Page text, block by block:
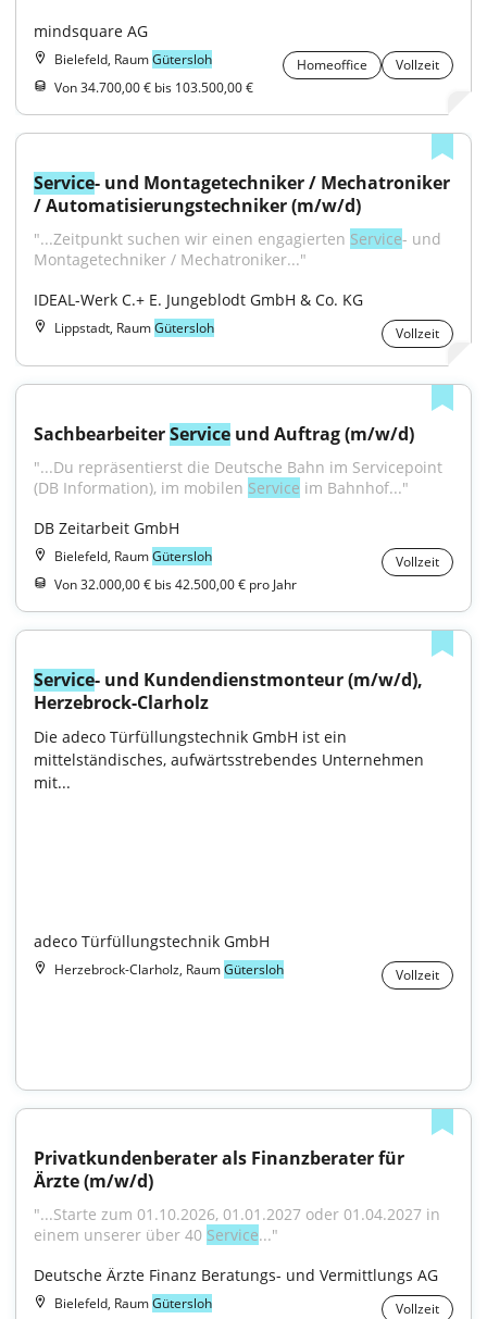
mindsquare AG
Bielefeld, RaumGütersloh Homeoffice
Vollzeit
Von 34.700,00 € bis 103.500,00 €
Service- und Montagetechniker / Mechatroniker
/ Automatisierungstechniker (m/w/d)
"...Zeitpunkt suchen wir einen engagierten Service- und
Montagetechniker / Mechatroniker..."
IDEAL-Werk C.+ E. Jungeblodt GmbH & Co. KG
Lippstadt, RaumGütersloh Vollzeit
Sachbearbeiter Service und Auftrag (m/w/d)
"...Du repräsentierst die Deutsche Bahn im Servicepoint
(DB Information), im mobilen Service im Bahnhof..."
DB Zeitarbeit GmbH
Bielefeld, RaumGütersloh
Vollzeit
Von 32.000,00 € bis 42.500,00 € pro Jahr
Service- und Kundendienstmonteur (m/w/d),
Herzebrock-Clarholz
Die adeco Türfüllungstechnik GmbH ist ein
mittelständisches, aufwärtsstrebendes Unternehmen
mit...
adeco Türfüllungstechnik GmbH
Herzebrock-Clarholz, RaumGütersloh Vollzeit
Privatkundenberater als Finanzberater für
Ärzte (m/w/d)
"...Starte zum 01.10.2026, 01.01.2027 oder 01.04.2027 in
einem unserer über 40 Service..."
Deutsche Ärzte Finanz Beratungs- und Vermittlungs AG
Bielefeld, RaumGütersloh Vollzeit